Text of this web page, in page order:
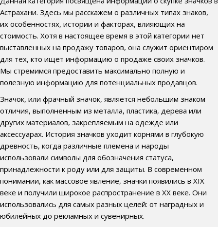
Астрахани. Здесь мы расскажем о различных типах знаков,
их особенностях, истории и факторах, влияющих на
стоимость. Хотя в настоящее время в этой категории нет
выставленных на продажу товаров, она служит ориентиром
для тех, кто ищет информацию о продаже своих значков.
Мы стремимся предоставить максимально полную и
полезную информацию для потенциальных продавцов.
Значок, или фрачный значок, является небольшим знаком
отличия, выполненным из металла, пластика, дерева или
других материалов, закрепляемым на одежде или
аксессуарах. История значков уходит корнями в глубокую
древность, когда различные племена и народы
использовали символы для обозначения статуса,
принадлежности к роду или для защиты. В современном
понимании, как массовое явление, значки появились в XIX
веке и получили широкое распространение в XX веке. Они
использовались для самых разных целей: от наградных и
юбилейных до рекламных и сувенирных.